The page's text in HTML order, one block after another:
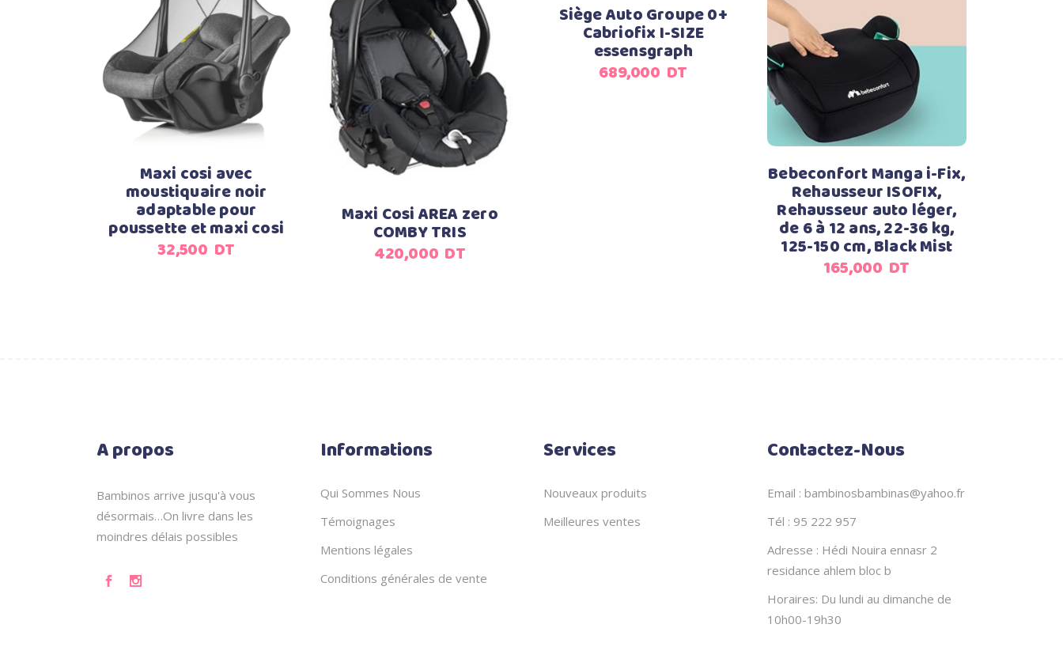
Ajouter au panier
Maxi cosi avec
moustiquaire noir
adaptable pour
poussette et maxi cosi
32,500 DT
Ajouter au panier
Maxi Cosi AREA zero
COMBY TRIS
420,000 DT
Siège Auto Groupe 0+
Cabriofix I-SIZE
essensgraph
689,000 DT
Lire la suite
Bebeconfort Manga i-Fix,
Rehausseur ISOFIX,
Rehausseur auto léger,
de 6 à 12 ans, 22-36 kg,
125-150 cm, Black Mist
165,000 DT
A propos
Bambinos arrive jusqu'à vous
désormais…On livre dans les
moindres délais possibles
Informations
Qui Sommes Nous
Témoignages
Mentions légales
Conditions générales de vente
Services
Nouveaux produits
Meilleures ventes
Contactez-Nous
Email : bambinosbambinas@yahoo.fr
Tél : 95 222 957
Adresse : Hédi Nouira ennasr 2
residance ahlem bloc b
Horaires: Du lundi au dimanche de
10h00-19h30